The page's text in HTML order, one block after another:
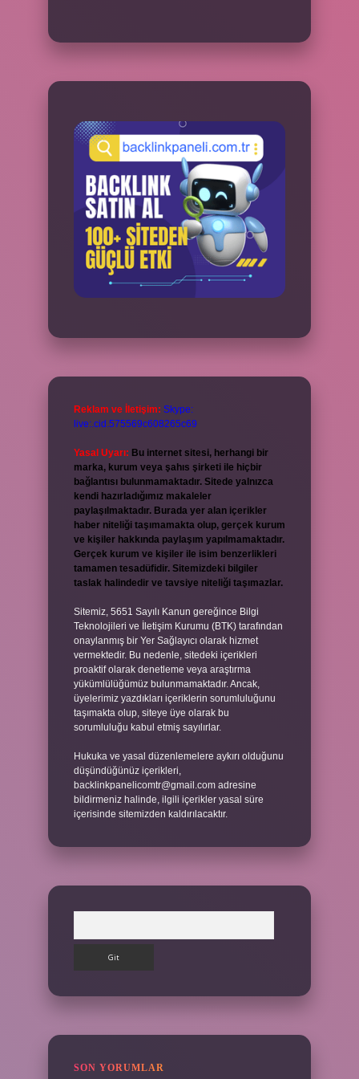
Reklam ve İletişim: Skype:
live:.cid.575569c608265c69
Yasal Uyarı: Bu internet sitesi, herhangi bir
marka, kurum veya şahıs şirketi ile hiçbir
bağlantısı bulunmamaktadır. Sitede yalnızca
kendi hazırladığımız makaleler
paylaşılmaktadır. Burada yer alan içerikler
haber niteliği taşımamakta olup, gerçek kurum
ve kişiler hakkında paylaşım yapılmamaktadır.
Gerçek kurum ve kişiler ile isim benzerlikleri
tamamen tesadüfidir. Sitemizdeki bilgiler
taslak halindedir ve tavsiye niteliği taşımazlar.
Sitemiz, 5651 Sayılı Kanun gereğince Bilgi
Teknolojileri ve İletişim Kurumu (BTK) tarafından
onaylanmış bir Yer Sağlayıcı olarak hizmet
vermektedir. Bu nedenle, sitedeki içerikleri
proaktif olarak denetleme veya araştırma
yükümlülüğümüz bulunmamaktadır. Ancak,
üyelerimiz yazdıkları içeriklerin sorumluluğunu
taşımakta olup, siteye üye olarak bu
sorumluluğu kabul etmiş sayılırlar.
Hukuka ve yasal düzenlemelere aykırı olduğunu
düşündüğünüz içerikleri,
backlinkpanelicomtr@gmail.com adresine
bildirmeniz halinde, ilgili içerikler yasal süre
içerisinde sitemizden kaldırılacaktır.
SON YORUMLAR